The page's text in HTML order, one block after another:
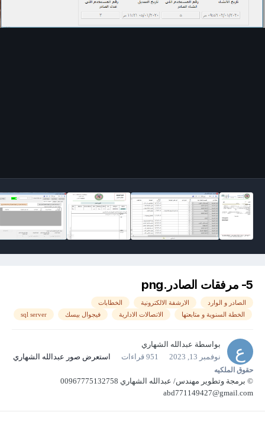
5- مرفقات الصادر.png
الصادر و الوارد الارشفة الالكترونية
الخطابات
الخطة السنوية و متابعتها
الاتصالات الادارية فيجوال بيسك sql server
بواسطة عبدالله الشهاري
نوفمبر 13, 2023
951 قراءات
استعرض صور عبدالله الشهاري
حقوق الملكيه
© برمجة وتطوير مهندس/ عبدالله الشهاري 00967775132758
abd771149427@gmail.com